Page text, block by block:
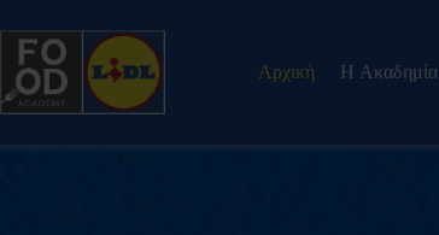
Αρχική H Ακαδημία